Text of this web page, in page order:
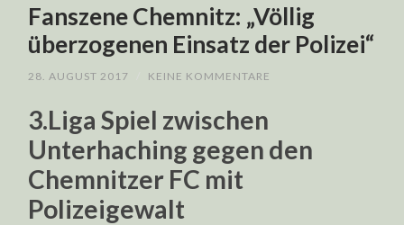
Fanszene Chemnitz: „Völlig
überzogenen Einsatz der Polizei“
28. AUGUST 2017 KEINE KOMMENTARE
3.Liga Spiel zwischen
Unterhaching gegen den
Chemnitzer FC mit
Polizeigewalt